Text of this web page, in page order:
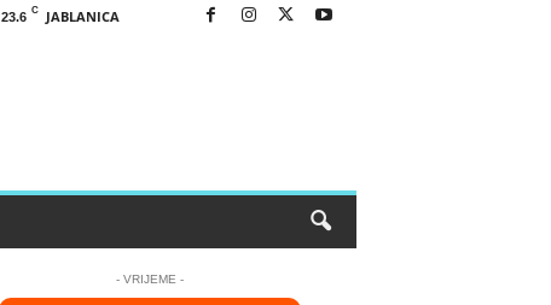
23.6 C JABLANICA
- VRIJEME -